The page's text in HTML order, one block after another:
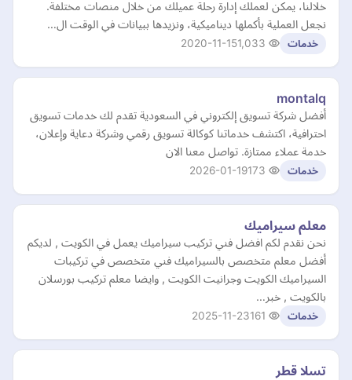
خلالنا، يمكن لعملك إدارة رحلة عميلك من خلال منصات مختلفة.
نجعل العملية بأكملها ديناميكية، ونزيدها ببيانات في الوقت ال…
خدمات 2020-11-15
montalq
أفضل شركة تسويق إلكتروني في السعودية تقدم لك خدمات تسويق
احترافية، اكتشف خدماتنا كوكالة تسويق رقمي وشركة دعاية وإعلان،
خدمة عملاء ممتازة. تواصل معنا الان
خدمات 2026-01-19
معلم سيراميك
نحن نقدم لكم افضل فني تركيب سيراميك يعمل في الكويت , لديكم
أفضل معلم متخصص بالسيراميك فني متخصص في تركيبات
السيراميك الكويت وجرانيت الكويت , وايضا معلم تركيب بورسلان
بالكويت , خبر…
خدمات 2025-11-23
تسلا قطر